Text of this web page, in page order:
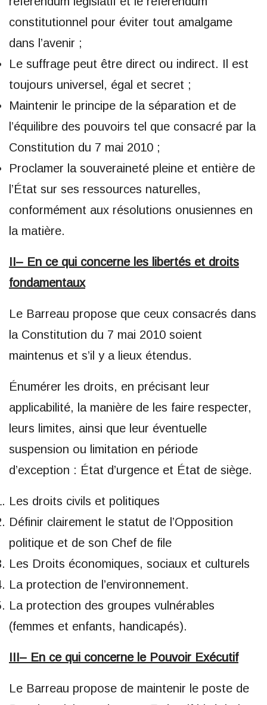
constitutionnel pour éviter tout amalgame
dans l’avenir ;
Le suffrage peut être direct ou indirect. Il est
toujours universel, égal et secret ;
Maintenir le principe de la séparation et de
l’équilibre des pouvoirs tel que consacré par la
Constitution du 7 mai 2010 ;
Proclamer la souveraineté pleine et entière de
l’État sur ses ressources naturelles,
conformément aux résolutions onusiennes en
la matière.
II– En ce qui concerne les libertés et droits
fondamentaux
Le Barreau propose que ceux consacrés dans
la Constitution du 7 mai 2010 soient
maintenus et s’il y a lieux étendus.
Énumérer les droits, en précisant leur
applicabilité, la manière de les faire respecter,
leurs limites, ainsi que leur éventuelle
suspension ou limitation en période
d’exception : État d’urgence et État de siège.
Les droits civils et politiques
Définir clairement le statut de l’Opposition
politique et de son Chef de file
Les Droits économiques, sociaux et culturels
La protection de l’environnement.
La protection des groupes vulnérables
(femmes et enfants, handicapés).
III– En ce qui concerne le Pouvoir Exécutif
Le Barreau propose de maintenir le poste de